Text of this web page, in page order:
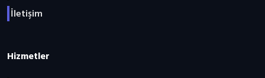
İletişim
Hizmetler